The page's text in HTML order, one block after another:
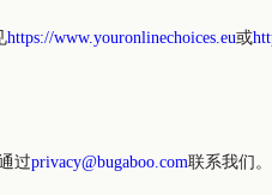
https://www.youronlinechoices.eu或
过privacy@bugaboo.com联系我们。